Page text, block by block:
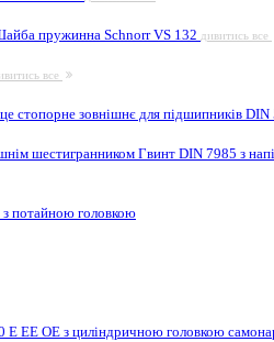
пружинна Schnorr VS 132 дивитись все
все
стопорне зовнішнє для підшипників DIN
шестигранникомГвинт DIN 7985 з
потайною головкою
E EE OE з циліндричною головкою